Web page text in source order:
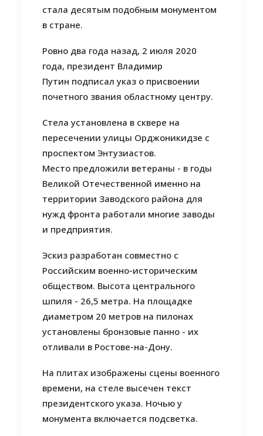
стала десятым подобным монументом
в стране.
Ровно два года назад, 2 июля 2020
года, президент Владимир
Путин подписал указ о присвоении
почетного звания областному центру.
Стела установлена в сквере на
пересечении улицы Орджоникидзе с
проспектом Энтузиастов.
Место предложили ветераны - в годы
Великой Отечественной именно на
территории Заводского района для
нужд фронта работали многие заводы
и предприятия.
Эскиз разработан совместно с
Российским военно-историческим
обществом. Высота центрального
шпиля - 26,5 метра. На площадке
диаметром 20 метров на пилонах
установлены бронзовые панно - их
отливали в Ростове-на-Дону.
На плитах изображены сцены военного
времени, на стеле высечен текст
президентского указа. Ночью у
монумента включается подсветка.